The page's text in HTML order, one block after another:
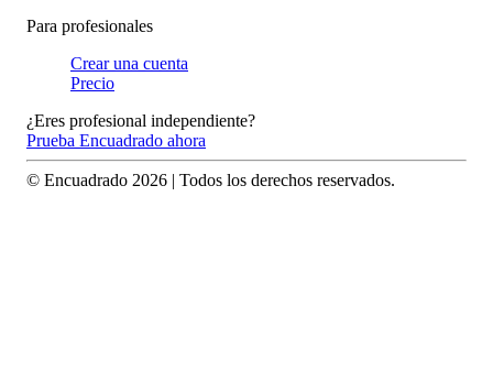
Para profesionales
Crear una cuenta
Precio
¿Eres profesional independiente?
Prueba Encuadrado ahora
© Encuadrado 2026 | Todos los derechos reservados.